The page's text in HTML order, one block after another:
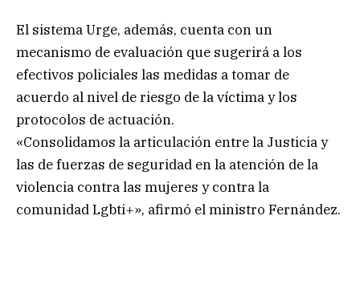
El sistema Urge, además, cuenta con un
mecanismo de evaluación que sugerirá a los
efectivos policiales las medidas a tomar de
acuerdo al nivel de riesgo de la víctima y los
protocolos de actuación.
«Consolidamos la articulación entre la Justicia y
las de fuerzas de seguridad en la atención de la
violencia contra las mujeres y contra la
comunidad Lgbti+», afirmó el ministro Fernández.